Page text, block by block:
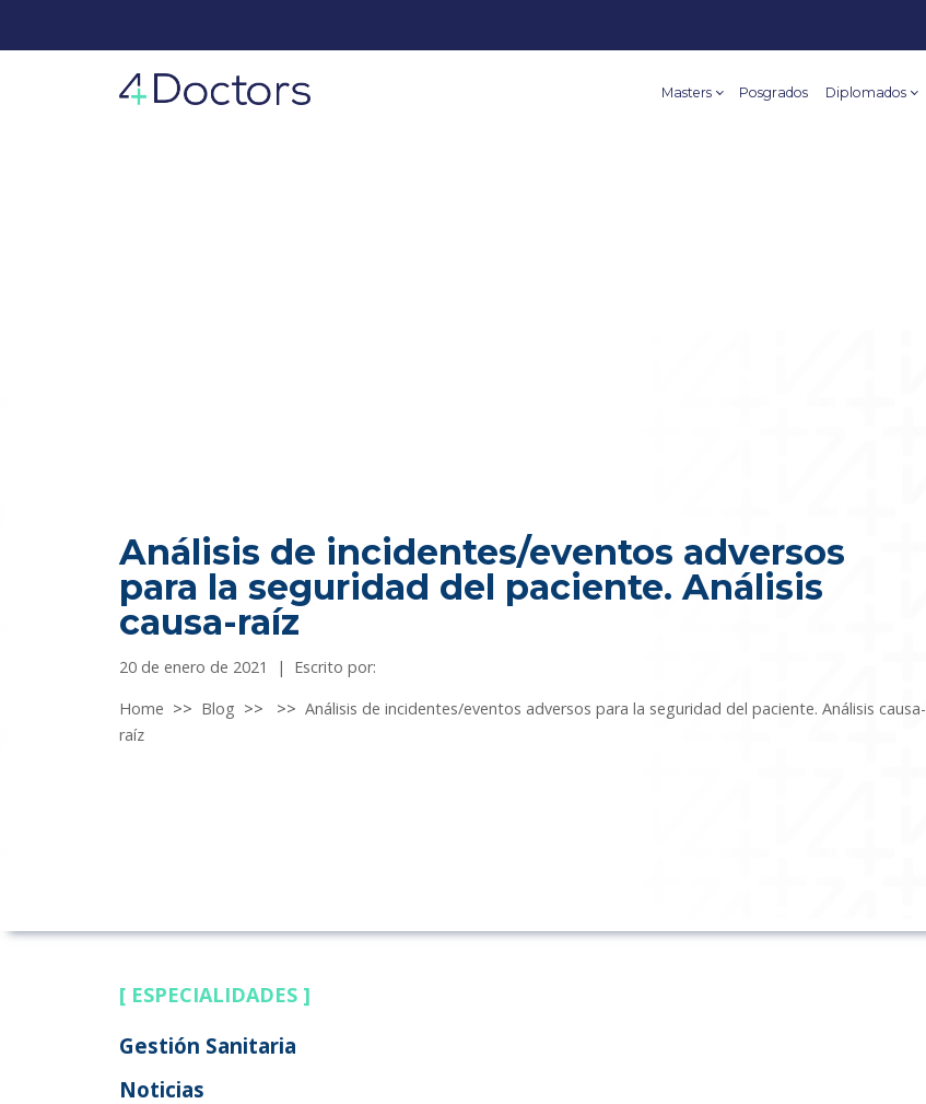
Masters Posgrados Diplomados
Análisis de incidentes/eventos adversos
para la seguridad del paciente. Análisis
causa-raíz
20 de enero de 2021 |
Escrito por:
Home >> Blog >> >> Análisis de incidentes/eventos adversos para la seguridad del paciente. Análisis causa-
raíz
[ ESPECIALIDADES ]
Gestión Sanitaria
Noticias